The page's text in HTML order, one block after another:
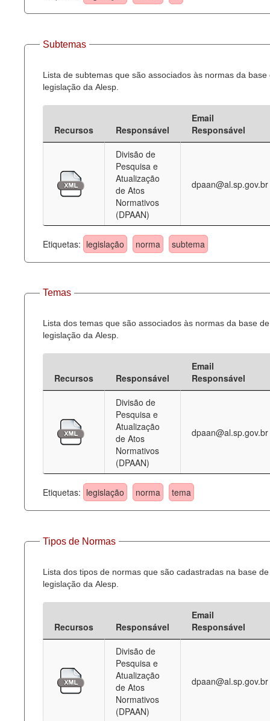
Subtemas
Lista de subtemas que são associados às normas da base
legislação da Alesp.
Recursos Responsável
Email
Responsável
Divisão de
Pesquisa e
Atualização
de Atos
Normativos
(DPAAN)
dpaan@al.sp.gov.br
Etiquetas: legislação norma subtema
Temas
Lista dos temas que são associados às normas da base de
legislação da Alesp.
Recursos Responsável
Email
Responsável
Divisão de
Pesquisa e
Atualização
de Atos
Normativos
(DPAAN)
dpaan@al.sp.gov.br
Etiquetas: legislação norma tema
Tipos de Normas
Lista dos tipos de normas que são cadastradas na base de
legislação da Alesp.
Recursos Responsável
Email
Responsável
Divisão de
Pesquisa e
Atualização
de Atos
Normativos
(DPAAN)
dpaan@al.sp.gov.br